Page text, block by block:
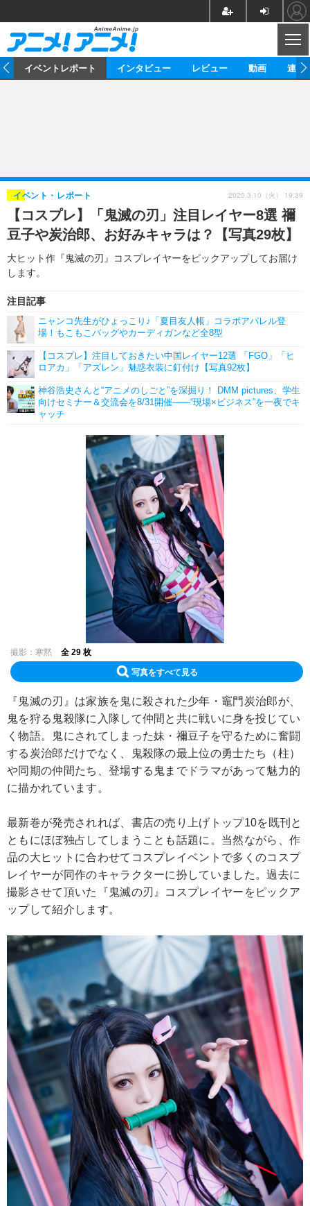
ゲーム グッズ
イベント 海外
海外イベント ビジネス
俳優・タレント アーティスト
ビジネス
アニメ 実写
書評 イベント
動画
アニメ！アニメ！TV
イベントレポート インタビュー レビュー 動画 連載
【コスプレ】「鬼滅の刃」注目レイヤー8選 禰
豆子や炭治郎、お好みキャラは？【写真29枚】
大ヒット作『鬼滅の刃』コスプレイヤーをピックアップしてお届け
します。
イベント・レポート
注目記事
ニャンコ先生がひょっこり♪「夏目友人帳」コラボアパレル登
場！もこもこバッグやカーディガンなど全8型
【コスプレ】注目しておきたい中国レイヤー12選 「FGO」「ヒ
ロアカ」「アズレン」魅惑衣装に釘付け【写真92枚】
神谷浩史さんと“アニメのしごと”を深掘り！ DMM pictures、学生
向けセミナー＆交流会を8/31開催――“現場×ビジネス”を一夜でキ
ャッチ
2020.3.10（火） 19:39
撮影：寒黙 全 29 枚
写真をすべて見る
『鬼滅の刃』は家族を鬼に殺された少年・竈門炭治郎が、
鬼を狩る鬼殺隊に入隊して仲間と共に戦いに身を投じてい
く物語。鬼にされてしまった妹・禰豆子を守るために奮闘
する炭治郎だけでなく、鬼殺隊の最上位の勇士たち（柱）
や同期の仲間たち、登場する鬼までドラマがあって魅力的
に描かれています。
最新巻が発売されれば、書店の売り上げトップ10を既刊と
ともにほぼ独占してしまうことも話題に。当然ながら、作
品の大ヒットに合わせてコスプレイベントで多くのコスプ
レイヤーが同作のキャラクターに扮していました。過去に
撮影させて頂いた『鬼滅の刃』コスプレイヤーをピックア
ップして紹介します。